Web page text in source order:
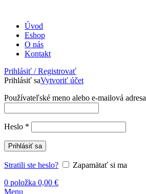
Úvod
Eshop
O nás
Kontakt
Prihlásiť / Registrovať
Prihlásiť saVytvoriť účet
Používateľské meno alebo e-mailová adresa
Heslo *
Prihlásiť sa
Stratili ste heslo?
Zapamätať si ma
0 položka 0,00 €
Menu